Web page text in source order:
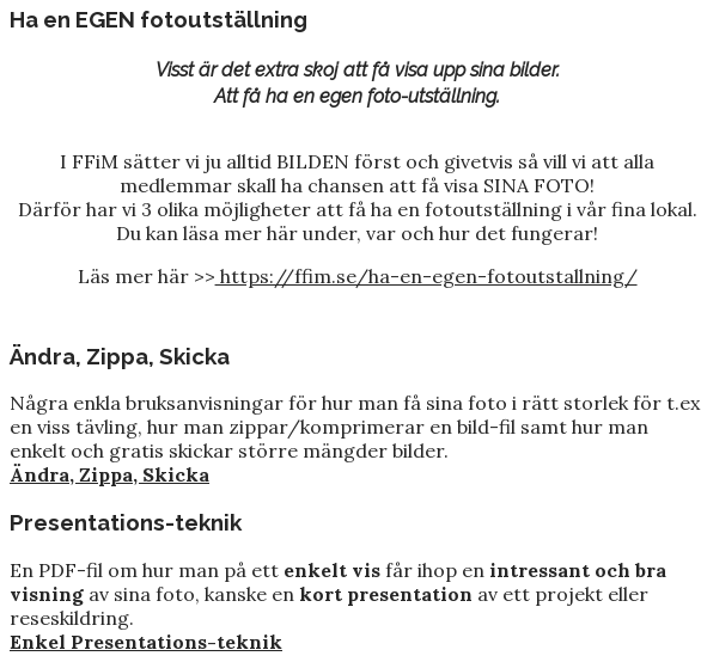
Ha en EGEN fotoutställning
Visst är det extra skoj att få visa upp sina bilder.
Att få ha en egen foto-utställning.
I FFiM sätter vi ju alltid BILDEN först och givetvis så vill vi att alla
medlemmar skall ha chansen att få visa SINA FOTO!
Därför har vi 3 olika möjligheter att få ha en fotoutställning i vår fina lokal.
Du kan läsa mer här under, var och hur det fungerar!
Läs mer här >> https://ffim.se/ha-en-egen-fotoutstallning/
Ändra, Zippa, Skicka
Några enkla bruksanvisningar för hur man få sina foto i rätt storlek för t.ex
en viss tävling, hur man zippar/komprimerar en bild-fil samt hur man
enkelt och gratis skickar större mängder bilder.
Ändra, Zippa, Skicka
Presentations-teknik
En PDF-fil om hur man på ett enkelt vis får ihop en intressant och bra
visning av sina foto, kanske en kort presentation av ett projekt eller
reseskildring.
Enkel Presentations-teknik